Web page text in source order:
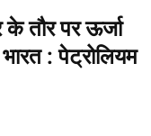
तौर पर ऊर्जा
: पेट्रोलियम